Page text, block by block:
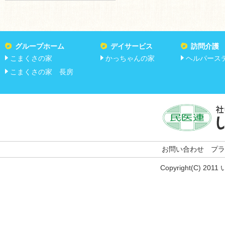
グループホーム
こまくさの家
こまくさの家 長房
デイサービス
かっちゃんの家
訪問介護
ヘルパース
お問い合わせ プ
Copyright(C) 2011